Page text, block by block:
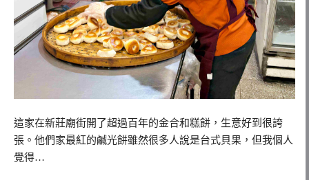
這家在新莊廟街開了超過百年的金合和糕餅，生意好到很誇
張。他們家最紅的鹹光餅雖然很多人說是台式貝果，但我個人
覺得…